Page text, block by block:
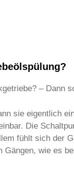
– Dann
sie eigentlich
Die
fühlt sich der
Gängen, wie es